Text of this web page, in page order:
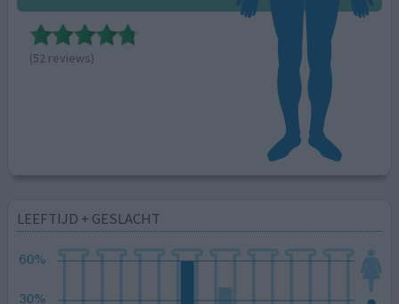
(52 reviews)
LEEFTIJD + GESLACHT